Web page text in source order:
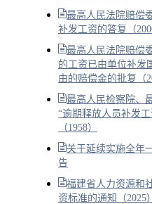
最高人民法院赔偿
补发工资的答复（
最高人民法院赔偿
的工资已由单位补发
由的赔偿金的批复（
最高人民检察院、
“逾期释放人员补发
（1958）
关于延续实施全年
告
福建省人力资源和
资标准的通知（2025）